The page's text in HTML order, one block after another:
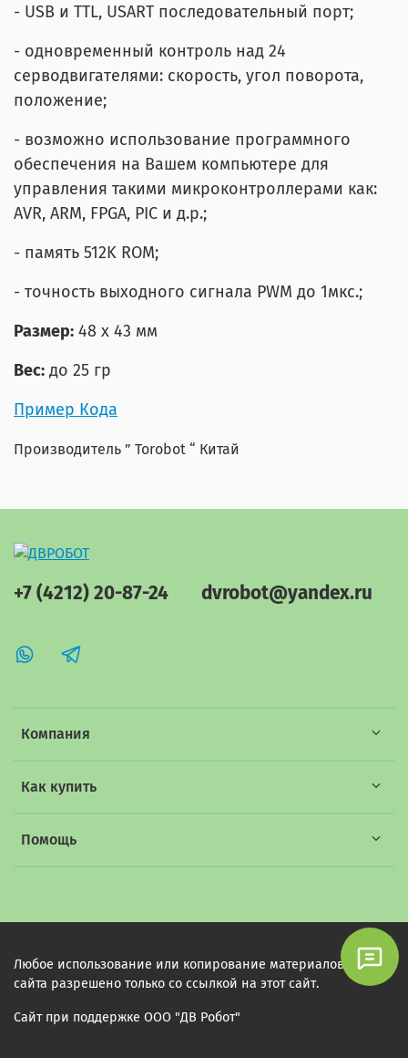
- USB и TTL, USART последовательный порт;
- одновременный контроль над 24
серводвигателями: скорость, угол поворота,
положение;
- возможно использование программного
обеспечения на Вашем компьютере для
управления такими микроконтроллерами как:
AVR, ARM, FPGA, PIC и д.р.;
- память 512K ROM;
- точность выходного сигнала PWM до 1мкс.;
Размер: 48 х 43 мм
Вес: до 25 гр
Пример Кода
Производитель ” Torobot “ Китай
Компания
Как купить
Помощь
+7 (4212) 20-87-24 dvrobot@yandex.ru
Любое использование или копирование материалов этого
сайта разрешено только со ссылкой на этот сайт.
Сайт при поддержке ООО "ДВ Робот"